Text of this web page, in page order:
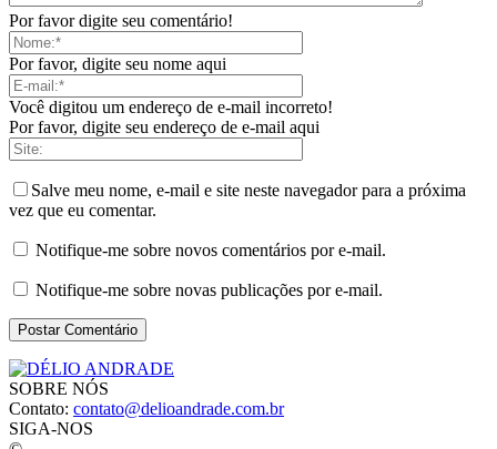
Por favor digite seu comentário!
Por favor, digite seu nome aqui
Você digitou um endereço de e-mail incorreto!
Por favor, digite seu endereço de e-mail aqui
Salve meu nome, e-mail e site neste navegador para a próxima
vez que eu comentar.
Notifique-me sobre novos comentários por e-mail.
Notifique-me sobre novas publicações por e-mail.
SOBRE NÓS
Contato: contato@delioandrade.com.br
SIGA-NOS